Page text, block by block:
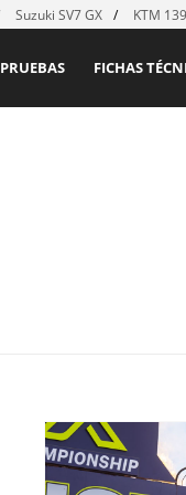
Suzuki SV7 GX KTM
FICHAS
PRUEBAS